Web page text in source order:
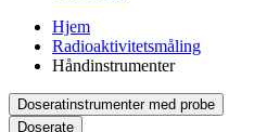
Hjem
Radioaktivitetsmåling
Håndinstrumenter
Doseratinstrumenter med probe
Doserate